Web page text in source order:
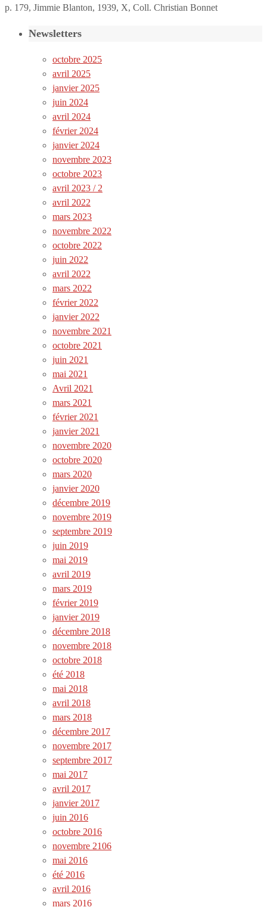
p. 179, Jimmie Blanton, 1939, X, Coll. Christian Bonnet
Newsletters
octobre 2025
avril 2025
janvier 2025
juin 2024
avril 2024
février 2024
janvier 2024
novembre 2023
octobre 2023
avril 2023 / 2
avril 2022
mars 2023
novembre 2022
octobre 2022
juin 2022
avril 2022
mars 2022
février 2022
janvier 2022
novembre 2021
octobre 2021
juin 2021
mai 2021
Avril 2021
mars 2021
février 2021
janvier 2021
novembre 2020
octobre 2020
mars 2020
janvier 2020
décembre 2019
novembre 2019
septembre 2019
juin 2019
mai 2019
avril 2019
mars 2019
février 2019
janvier 2019
décembre 2018
novembre 2018
octobre 2018
été 2018
mai 2018
avril 2018
mars 2018
décembre 2017
novembre 2017
septembre 2017
mai 2017
avril 2017
janvier 2017
juin 2016
octobre 2016
novembre 2106
mai 2016
été 2016
avril 2016
mars 2016